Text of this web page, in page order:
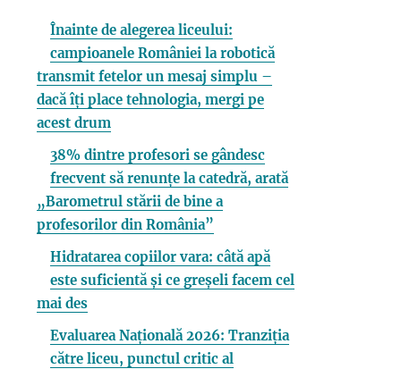
Înainte de alegerea liceului:
campioanele României la robotică
transmit fetelor un mesaj simplu –
dacă îți place tehnologia, mergi pe
acest drum
38% dintre profesori se gândesc
frecvent să renunțe la catedră, arată
„Barometrul stării de bine a
profesorilor din România”
Hidratarea copiilor vara: câtă apă
este suficientă și ce greșeli facem cel
mai des
Evaluarea Națională 2026: Tranziția
către liceu, punctul critic al